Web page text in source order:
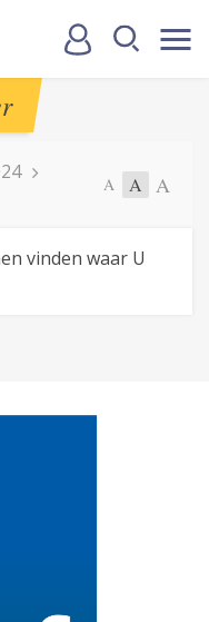
A A A
vinden waar U